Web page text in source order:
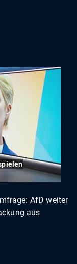
AfD weiter
aus